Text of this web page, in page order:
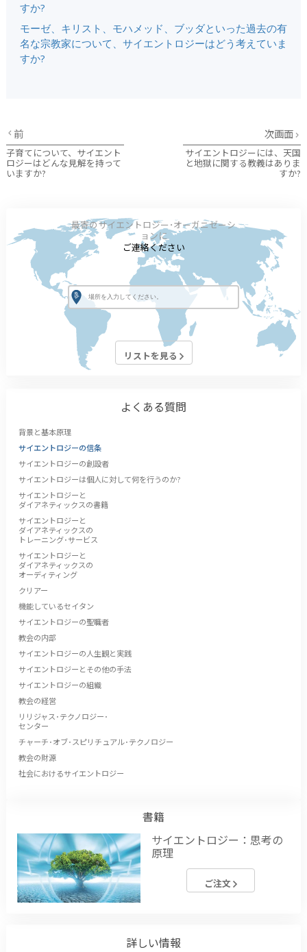
すか?
モーゼ、キリスト、モハメッド、ブッダといった過去の有
名な宗教家について、サイエントロジーはどう考えていま
すか?
前
子育てについて、サイエント
ロジーはどんな見解を持って
いますか?
次画面
サイエントロジーには、天国
と地獄に関する教義はありま
すか?
最寄のサイエントロジー･オーガニゼーシ
ョンに
ご連絡ください
リストを見る
よくある質問
背景と基本原理
サイエントロジーの信条
サイエントロジーの創設者
サイエントロジーは個人に対して何を行うのか?
サイエントロジーと
ダイアネティックスの書籍
サイエントロジーと
ダイアネティックスの
トレーニング･サービス
サイエントロジーと
ダイアネティックスの
オーディティング
クリアー
機能しているセイタン
サイエントロジーの聖職者
教会の内部
サイエントロジーの人生観と実践
サイエントロジーとその他の手法
サイエントロジーの組織
教会の経営
リリジャス･テクノロジー･
センター
チャーチ･オブ･スピリチュアル･テクノロジー
教会の財源
社会におけるサイエントロジー
書籍
サイエントロジー：思考の
原理
ご注文
詳しい情報